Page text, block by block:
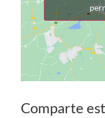
Comparte